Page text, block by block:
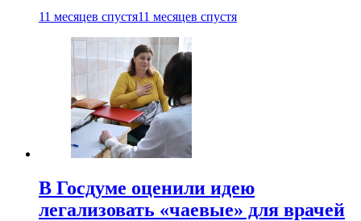
11 месяцев спустя11 месяцев спустя
В Госдуме оценили идею
легализовать «чаевые» для врачей